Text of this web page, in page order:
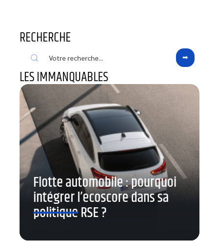
RECHERCHE
LES IMMANQUABLES
Flotte automobile : pourquoi
intégrer l’ecoscore dans sa
politique RSE ?